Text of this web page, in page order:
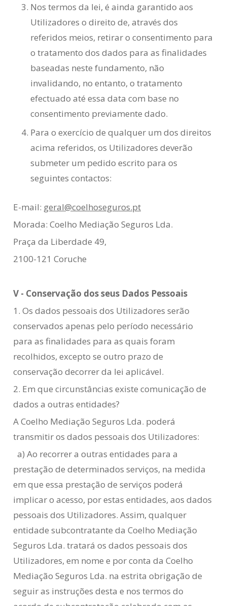
Nos termos da lei, é ainda garantido aos
Utilizadores o direito de, através dos
referidos meios, retirar o consentimento para
o tratamento dos dados para as finalidades
baseadas neste fundamento, não
invalidando, no entanto, o tratamento
efectuado até essa data com base no
consentimento previamente dado.
Para o exercício de qualquer um dos direitos
acima referidos, os Utilizadores deverão
submeter um pedido escrito para os
seguintes contactos:
E-mail: geral@coelhoseguros.pt
Morada: Coelho Mediação Seguros Lda.
Praça da Liberdade 49,
2100-121 Coruche
V - Conservação dos seus Dados Pessoais
1. Os dados pessoais dos Utilizadores serão
conservados apenas pelo período necessário
para as finalidades para as quais foram
recolhidos, excepto se outro prazo de
conservação decorrer da lei aplicável.
2. Em que circunstâncias existe comunicação de
dados a outras entidades?
A Coelho Mediação Seguros Lda. poderá
transmitir os dados pessoais dos Utilizadores:
a) Ao recorrer a outras entidades para a
prestação de determinados serviços, na medida
em que essa prestação de serviços poderá
implicar o acesso, por estas entidades, aos dados
pessoais dos Utilizadores. Assim, qualquer
entidade subcontratante da Coelho Mediação
Seguros Lda. tratará os dados pessoais dos
Utilizadores, em nome e por conta da Coelho
Mediação Seguros Lda. na estrita obrigação de
seguir as instruções desta e nos termos do